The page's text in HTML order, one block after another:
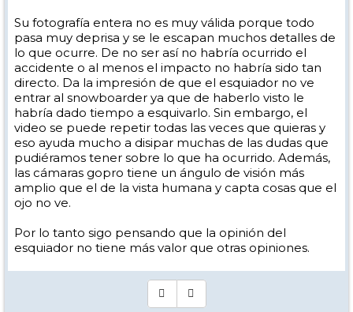
nada, pero el destrozo que se podían haber hecho es fino.
Su fotografía entera no es muy válida porque todo
pasa muy deprisa y se le escapan muchos detalles de
lo que ocurre. De no ser así no habría ocurrido el
accidente o al menos el impacto no habría sido tan
directo. Da la impresión de que el esquiador no ve
entrar al snowboarder ya que de haberlo visto le
habría dado tiempo a esquivarlo. Sin embargo, el
video se puede repetir todas las veces que quieras y
eso ayuda mucho a disipar muchas de las dudas que
pudiéramos tener sobre lo que ha ocurrido. Además,
las cámaras gopro tiene un ángulo de visión más
amplio que el de la vista humana y capta cosas que el
ojo no ve.
Por lo tanto sigo pensando que la opinión del
esquiador no tiene más valor que otras opiniones.